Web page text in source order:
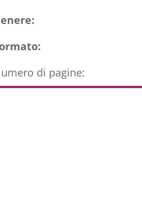
di pagine: